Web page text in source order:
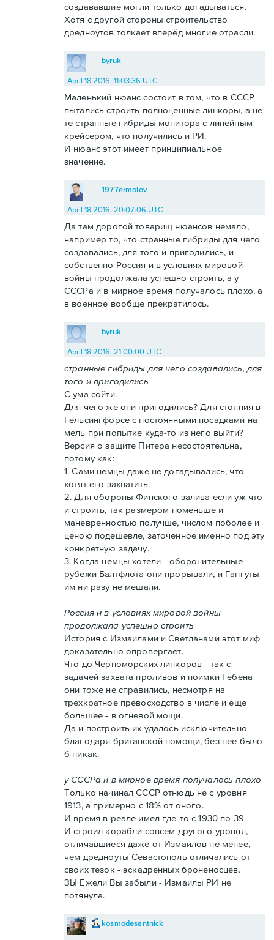
создававшие могли только догадываться.
Хотя с другой стороны строительство
дредноутов толкает вперёд многие отрасли.
byruk
April 18 2016, 11:03:36 UTC
Маленький нюанс состоит в том, что в СССР
пытались строить полноценные линкоры, а не
те странные гибриды монитора с линейным
крейсером, что получились и РИ.
И нюанс этот имеет принципиальное
значение.
1977ermolov
April 18 2016, 20:07:06 UTC
Да там дорогой товарищ нюансов немало,
например то, что странные гибриды для чего
создавались, для того и пригодились, и
собственно Россия и в условиях мировой
войны продолжала успешно строить, а у
СССРа и в мирное время получалось плохо, а
в военное вообще прекратилось.
byruk
April 18 2016, 21:00:00 UTC
странные гибриды для чего создавались, для
того и пригодились
С ума сойти.
Для чего же они пригодились? Для стояния в
Гельсингфорсе с постоянными посадками на
мель при попытке куда-то из него выйти?
Версия о защите Питера несостоятельна,
потому как:
1. Сами немцы даже не догадывались, что
хотят его захватить.
2. Для обороны Финского залива если уж что
и строить, так размером поменьше и
маневренностью получше, числом поболее и
ценою подешевле, заточенное именно под эту
конкретную задачу.
3. Когда немцы хотели - оборонительные
рубежи Балтфлота они прорывали, и Гангуты
им ни разу не мешали.
Россия и в условиях мировой войны
продолжала успешно строить
История с Измаилами и Светланами этот миф
доказательно опровергает.
Что до Черноморских линкоров - так с
задачей захвата проливов и поимки Гебена
они тоже не справились, несмотря на
трехкратное превосходство в числе и еще
большее - в огневой мощи.
Да и построить их удалось исключительно
благодаря британской помощи, без нее было
б никак.
у СССРа и в мирное время получалось плохо
Только начинал СССР отнюдь не с уровня
1913, а примерно с 18% от оного.
И время в реале имел где-то с 1930 по 39.
И строил корабли совсем другого уровня,
отличавшиеся даже от Измаилов не менее,
чем дредноуты Севастополь отличались от
своих тезок - эскадренных броненосцев.
ЗЫ Ежели Вы забыли - Измаилы РИ не
потянула.
kosmodesantnick